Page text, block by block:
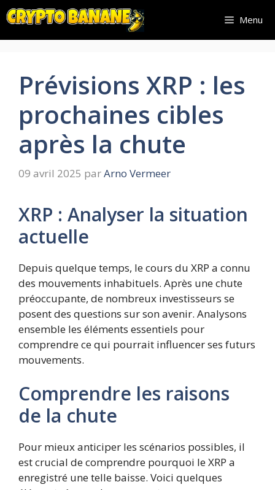
Aller
au
contenu
Menu
Prévisions XRP : les
prochaines cibles
après la chute
09 avril 2025 parArno Vermeer
XRP : Analyser la situation
actuelle
Depuis quelque temps, le cours du XRP a connu
des mouvements inhabituels. Après une chute
préoccupante, de nombreux investisseurs se
posent des questions sur son avenir. Analysons
ensemble les éléments essentiels pour
comprendre ce qui pourrait influencer ses futurs
mouvements.
Comprendre les raisons
de la chute
Pour mieux anticiper les scénarios possibles, il
est crucial de comprendre pourquoi le XRP a
enregistré une telle baisse. Voici quelques